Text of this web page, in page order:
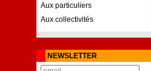
Aux particuliers
Aux collectivités
NEWSLETTER